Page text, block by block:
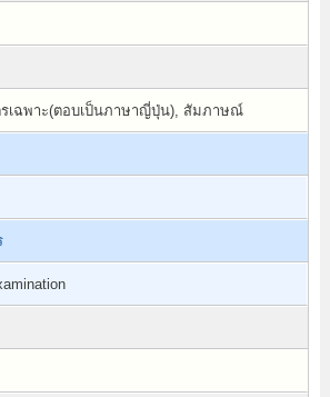
รเฉพาะ(ตอบเป็นภาษาญี่ปุ่น), สัมภาษณ์